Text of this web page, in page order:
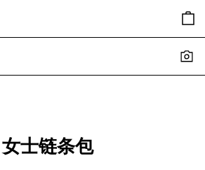
女士链条包